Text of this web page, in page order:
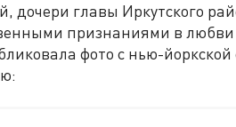
дочери главы Иркутского
признаниями в
фото с нью-